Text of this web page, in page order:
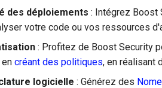
des déploiements : Intégrez Boost
votre code ou vos ressources
: Profitez de Boost Security
en créant des politiques, en réalisant
logicielle : Générez des